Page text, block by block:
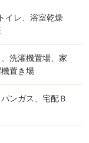
イレ、浴室乾燥
洗濯機置場、家
置き場
ンガス、宅配Ｂ